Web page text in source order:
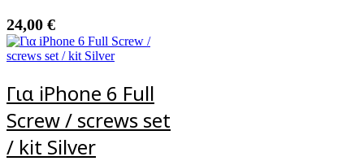
24,00 €
Για iPhone 6 Full
Screw / screws set
/ kit Silver